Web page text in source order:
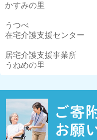
かすみの里
うつべ
在宅介護支援センター
居宅介護支援事業所
うねめの里